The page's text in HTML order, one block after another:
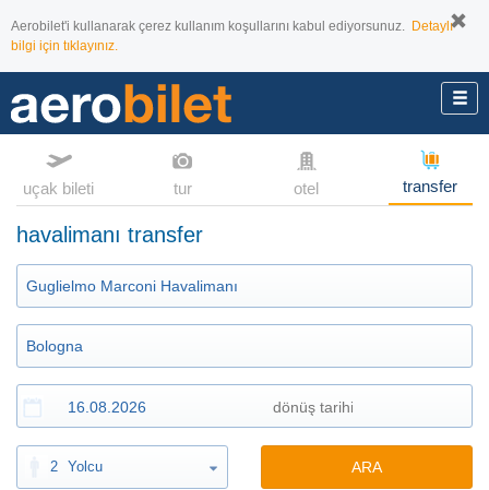
Aerobilet'i kullanarak çerez kullanım koşullarını kabul ediyorsunuz. Detaylı
bilgi için tıklayınız.
uçak bileti tur otel transfer
havalimanı transfer
2 Yolcu ARA